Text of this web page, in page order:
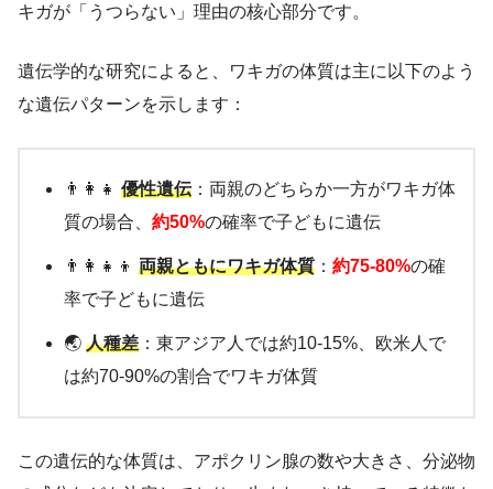
キガが「うつらない」理由の核心部分です。
遺伝学的な研究によると、ワキガの体質は主に以下のよう
な遺伝パターンを示します：
👨‍👩‍👧 優性遺伝：両親のどちらか一方がワキガ体
質の場合、 約50%の確率で子どもに遺伝
👨‍👩‍👧‍👦 両親ともにワキガ体質 ： 約75-80%の確
率で子どもに遺伝
🌏 人種差 ：東アジア人では約10-15%、欧米人で
は約70-90%の割合でワキガ体質
この遺伝的な体質は、アポクリン腺の数や大きさ、分泌物